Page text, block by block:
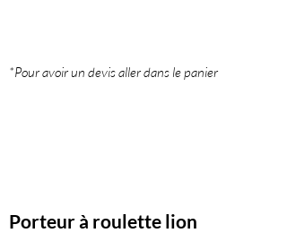
*Pour avoir un devis aller dans le panier
Porteur à roulette lion